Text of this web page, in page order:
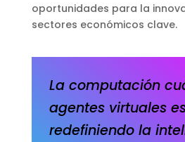
oportunidades para la
sectores económicos clave.
La computación
agentes virtuales
redefiniendo la